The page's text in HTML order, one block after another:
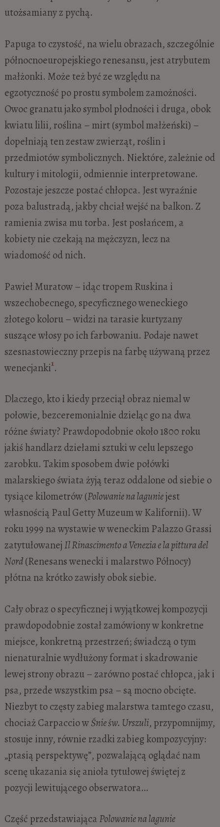
utożsamiany z pychą.
Papuga to czystość, na wielu obrazach, szczególnie
północnoeuropejskiego renesansu, jest atrybutem
małżonki. Może też być ze względu na
egzotyczność po prostu symbolem zamożności.
Owoc granatu jako symbol płodności i druga, obok
kwiatu lilii, roślina – mirt (symbol małżeński) –
dopełniają ten zestaw zwierząt, roślin i
przedmiotów symbolicznych. Niektóre, zależnie od
kultury i mitologii, odmiennie interpretowane.
Pozostaje jeszcze postać chłopca. Jest wyraźnie
poza balustradą, jakby chciał wejść na balkon. Z
ramienia zwisa mu torba. Jest posłańcem, a
kobiety nie czekają na mężczyzn, lecz na
wiadomość od nich.
Pawieł Muratow – idąc tropem Ruskina i
wszechobecnego, specyficznego weneckiego
złotego koloru – widzi na tarasie kurtyzany
suszące włosy po ich farbowaniu. Podaje nawet
szesnastowieczny przepis na farbę używaną przez
wenecjanki1.
Dlaczego, kto i kiedy przeciął obraz niemal w
połowie, bezceremonialnie dzieląc go na dwa
różne światy? Prawdopodobnie około 1800 roku
jakiś handlarz dziełami sztuki w celu lepszego
zarobku. Takim sposobem dwie połówki
malarskiego świata żyją teraz oddalone od siebie o
tysiące kilometrów (Polowanie na laguniejest
własnością Paul Getty Muzeum w Kalifornii). W
roku 1999 na wystawie w weneckim Palazzo Grassi
zatytułowanej Il Rinascimento a Venezia e la pittura del
Nord(Renesans wenecki i malarstwo Północy)
płótna na krótko zawisły obok siebie.
Cały obraz o specyficznej i wyjątkowej kompozycji
prawdopodobnie został zamówiony w konkretne
miejsce, konkretną przestrzeń; świadczą o tym
nienaturalnie wydłużony format i skadrowanie
lewej strony obrazu – zarówno postać chłopca, jak i
psa, przede wszystkim psa – są mocno obcięte.
Niezbyt to częsty zabieg malarstwa tamtego czasu,
chociaż Carpaccio wŚnie św. Urszuli, przypomnijmy,
stosuje inny, równie rzadki zabieg kompozycyjny:
„ptasią perspektywę”, pozwalającą oglądać nam
scenę ukazania się anioła tytułowej świętej z
pozycji lewitującego obserwatora…
Część przedstawiającaPolowanie na lagunie